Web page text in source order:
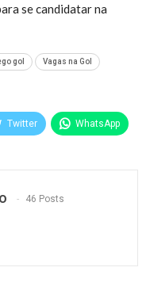
se candidatar na
gol Vagas na Gol
Twitter WhatsApp
46 Posts